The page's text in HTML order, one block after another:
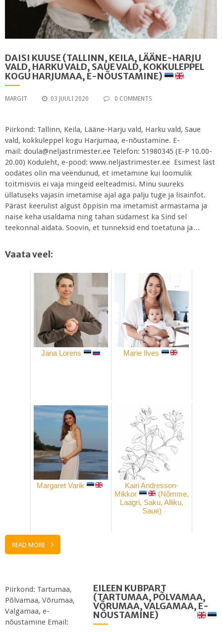
DAISI KUUSE (TALLINN, KEILA, LÄÄNE-HARJU
VALD, HARKU VALD, SAUE VALD, KOKKULEPPEL
KOGU HARJUMAA, E-NÕUSTAMINE)
MARGIT 03 JUULI 2020 0 COMMENTS
Piirkond: Tallinn, Keila, Lääne-Harju vald, Harku vald, Saue
vald, kokkuleppel kogu Harjumaa, e-nõustamine. E-
mail: doula@neljastrimester.ee Telefon: 51980345 (E-P 10.00-
20.00) Koduleht, e-pood: www.neljastrimester.ee Esimest last
oodates olin ma veendunud, et imetamine kui loomulik
toitmisviis ei vaja mingeid eelteadmisi. Minu suureks
üllatuseks vajasin imetamise ajal aga palju tuge ja lisainfot.
Pärast keerulist algust õppisin ma imetamist armastama ja
naise keha usaldama ning tahan südamest ka Sind sel
teekonnal aidata. Soovin, et tunneksid end toetatuna ja…
Vaata veel:
Jana Lorens Marie Ilves
Margaret Varik
Kairi Andresson-
Mikkor
(Nõmme,
Laagri, Saku, Alliku,
Saue)
READ MORE
EILEEN KUBPART
(TARTUMAA, PÕLVAMAA,
VÕRUMAA, VALGAMAA, E-
NÕUSTAMINE)
Piirkond: Tartumaa,
Põlvamaa, Võrumaa,
Valgamaa, e-
nõustamine Email: